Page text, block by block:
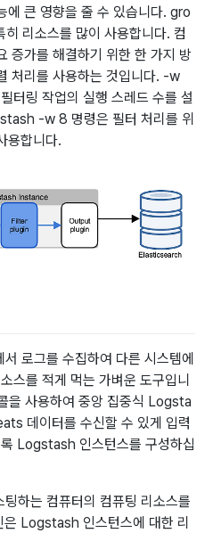
에 큰 영향을 줄 수 있습니다. gro
리소스를 많이 사용합니다. 컴
증가를 해결하기 위한 한 가지 방
처리를 사용하는 것입니다. -w
터링 작업의 실행 스레드 수를 설
-w 8 명령은 필터 처리를 위
용합니다.
로그를 수집하여 다른 시스템에
스를 적게 먹는 가벼운 도구입니
사용하여 중앙 집중식 Logsta
데이터를 수신할 수 있게 입력
Logstash 인스턴스를 구성하십
하는 컴퓨터의 컴퓨팅 리소스를
Logstash 인스턴스에 대한 리